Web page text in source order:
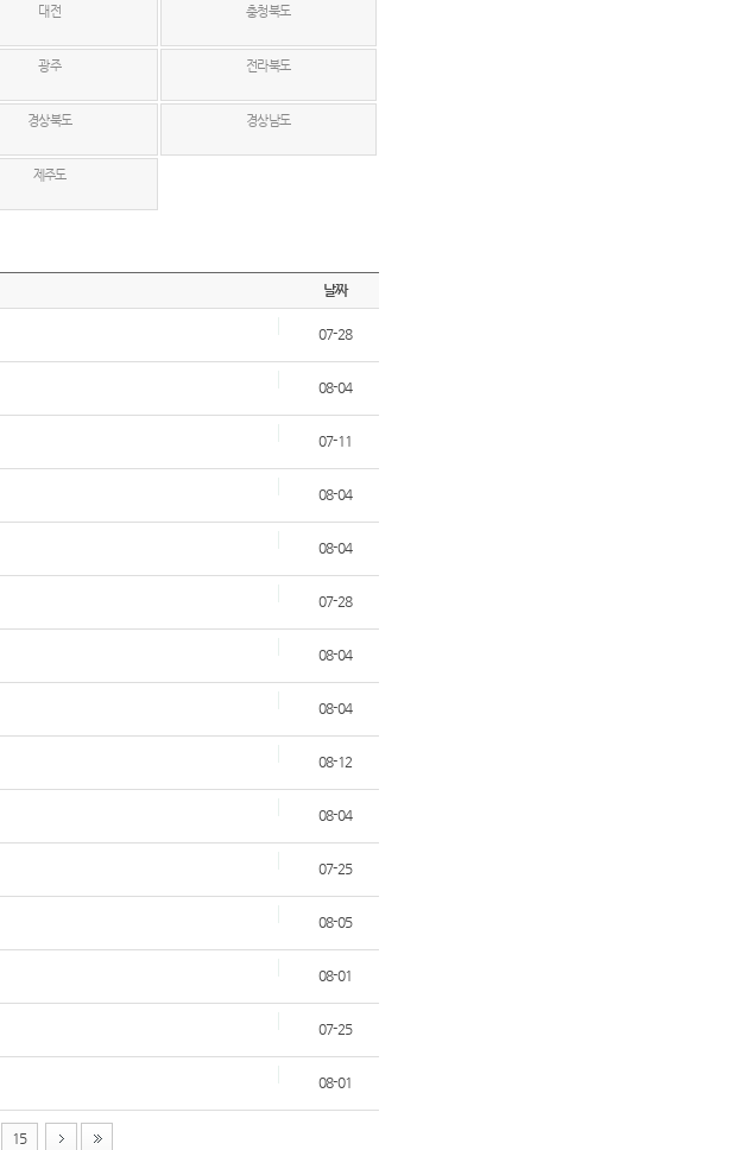
대전 충청북도
광주 전라북도
경상북도 경상남도
제주도
날짜
07-28
08-04
07-11
08-04
08-04
07-28
08-04
08-04
08-12
08-04
07-25
08-05
08-01
07-25
08-01
15